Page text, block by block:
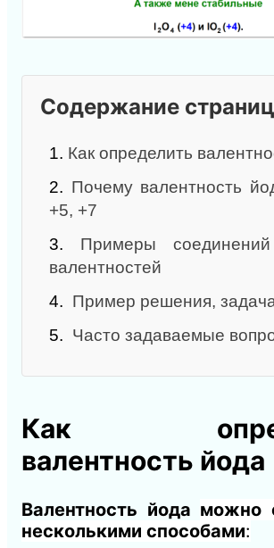
Содержание
1. Как определить
2. Почему валентность
+5, +7
3. Примеры
валентностей
4. Пример решения,
5. Часто задаваемые
Как
валентность йода
Валентность йода можно
несколькими способами: